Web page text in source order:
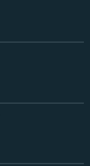
ようなものでし
にもかかわら
いうほど、意地
バシとヴォルテ
いう二人の大
り、サポートし
は仲が良いので
もしれません
。